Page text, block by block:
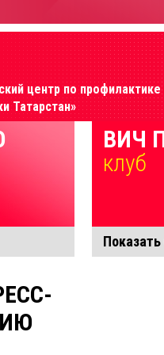
центр по
Татарстан»
ВИЧ
клуб
Показать